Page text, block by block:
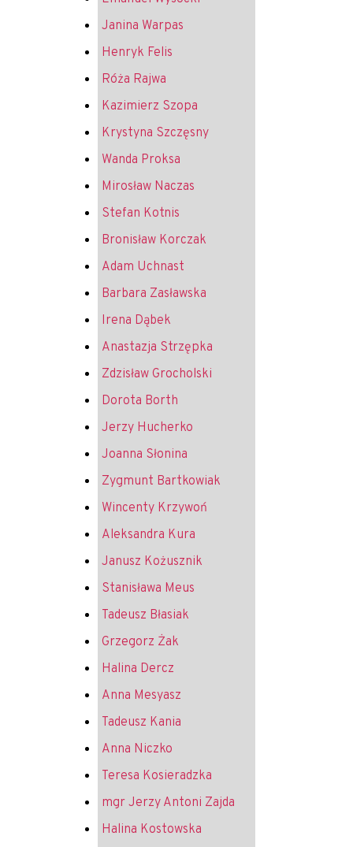
Janina Warpas
Henryk Felis
Róża Rajwa
Kazimierz Szopa
Krystyna Szczęsny
Wanda Proksa
Mirosław Naczas
Stefan Kotnis
Bronisław Korczak
Adam Uchnast
Barbara Zasławska
Irena Dąbek
Anastazja Strzępka
Zdzisław Grocholski
Dorota Borth
Jerzy Hucherko
Joanna Słonina
Zygmunt Bartkowiak
Wincenty Krzywoń
Aleksandra Kura
Janusz Kożusznik
Stanisława Meus
Tadeusz Błasiak
Grzegorz Żak
Halina Dercz
Anna Mesyasz
Tadeusz Kania
Anna Niczko
Teresa Kosieradzka
mgr Jerzy Antoni Zajda
Halina Kostowska